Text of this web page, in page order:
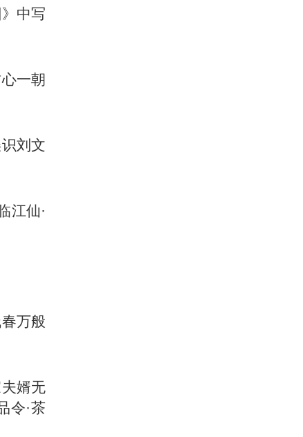
中写
一朝
刘文
江仙·
春万般
婿无
令·茶